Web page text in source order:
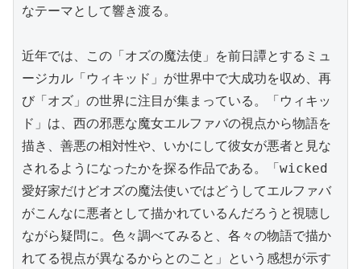
なテーマとして響き渡る。
近年では、この「オズの魔法使」を前日譚とするミュ
ージカル「ウィキッド」が世界中で大成功を収め、再
び「オズ」の世界に注目が集まっている。「ウィキッ
ド」は、西の邪悪な魔女エルファバの視点から物語を
描き、善悪の相対性や、いかにして彼女が悪者と見な
されるようになったかを探る作品である。「wicked
愛好家だけどオズの魔法使いではどうしてエルファバ
がこんなに悪者として描かれているんだろうと視聴し
ながら疑問に。色々調べてみると、各々の物語で描か
れてる視点が異なるからとのこと」という感想が示す